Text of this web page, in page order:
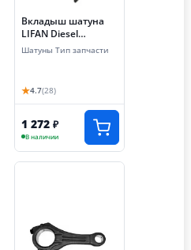
Вкладыш шатуна
LIFAN Diesel
13131/C192F (ПАРА)
Шатуны Тип запчасти
★4.7(28)
1 272 ₽
В наличии